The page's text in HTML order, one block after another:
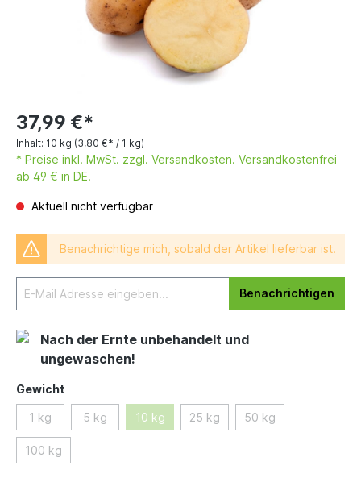
37,99 €*
Inhalt: 10 kg (3,80 €* / 1 kg)
* Preise inkl. MwSt. zzgl. Versandkosten. Versandkostenfrei
ab 49 € in DE.
Aktuell nicht verfügbar
Benachrichtige mich, sobald der Artikel lieferbar ist.
Benachrichtigen
Nach der Ernte unbehandelt und
ungewaschen!
Gewicht
1 kg 5 kg 10 kg 25 kg 50 kg
100 kg